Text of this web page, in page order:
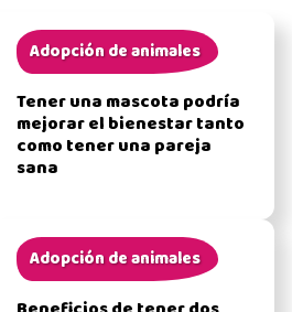
Adopción de animales
Tener una mascota podría
mejorar el bienestar tanto
como tener una pareja
sana
Adopción de animales